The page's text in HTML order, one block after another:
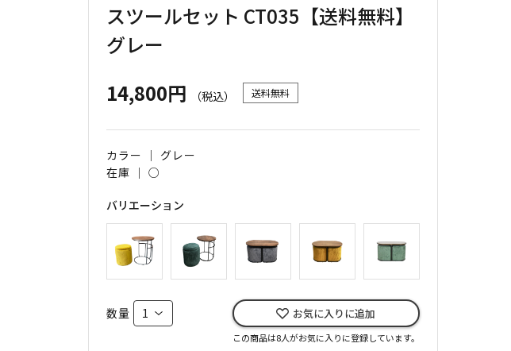
スツールセット CT035【送料無料】
グレー
14,800円
（税込） 送料無料
カラー ｜ グレー
在庫 ｜○
バリエーション
数量 お気に入りに追加
この商品は8人がお気に入りに登録しています。